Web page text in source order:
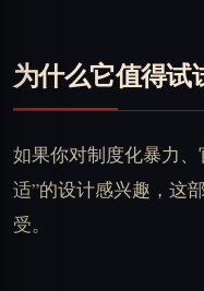
为什么它值得试
如果你对制度化暴力、
适”的设计感兴趣，这
受。